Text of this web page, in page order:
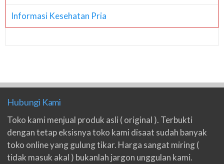
Informasi Kesehatan Pria
Hubungi Kami
Toko kami menjual produk asli ( original ). Terbukti
dengan tetap eksisnya toko kami disaat sudah banyak
toko online yang gulung tikar. Harga sangat miring (
tidak masuk akal ) bukanlah jargon unggulan kami.